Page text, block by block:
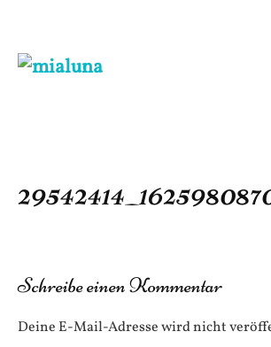
springen
Schreibe einen Kommentar
Deine E-Mail-Adresse wird nicht